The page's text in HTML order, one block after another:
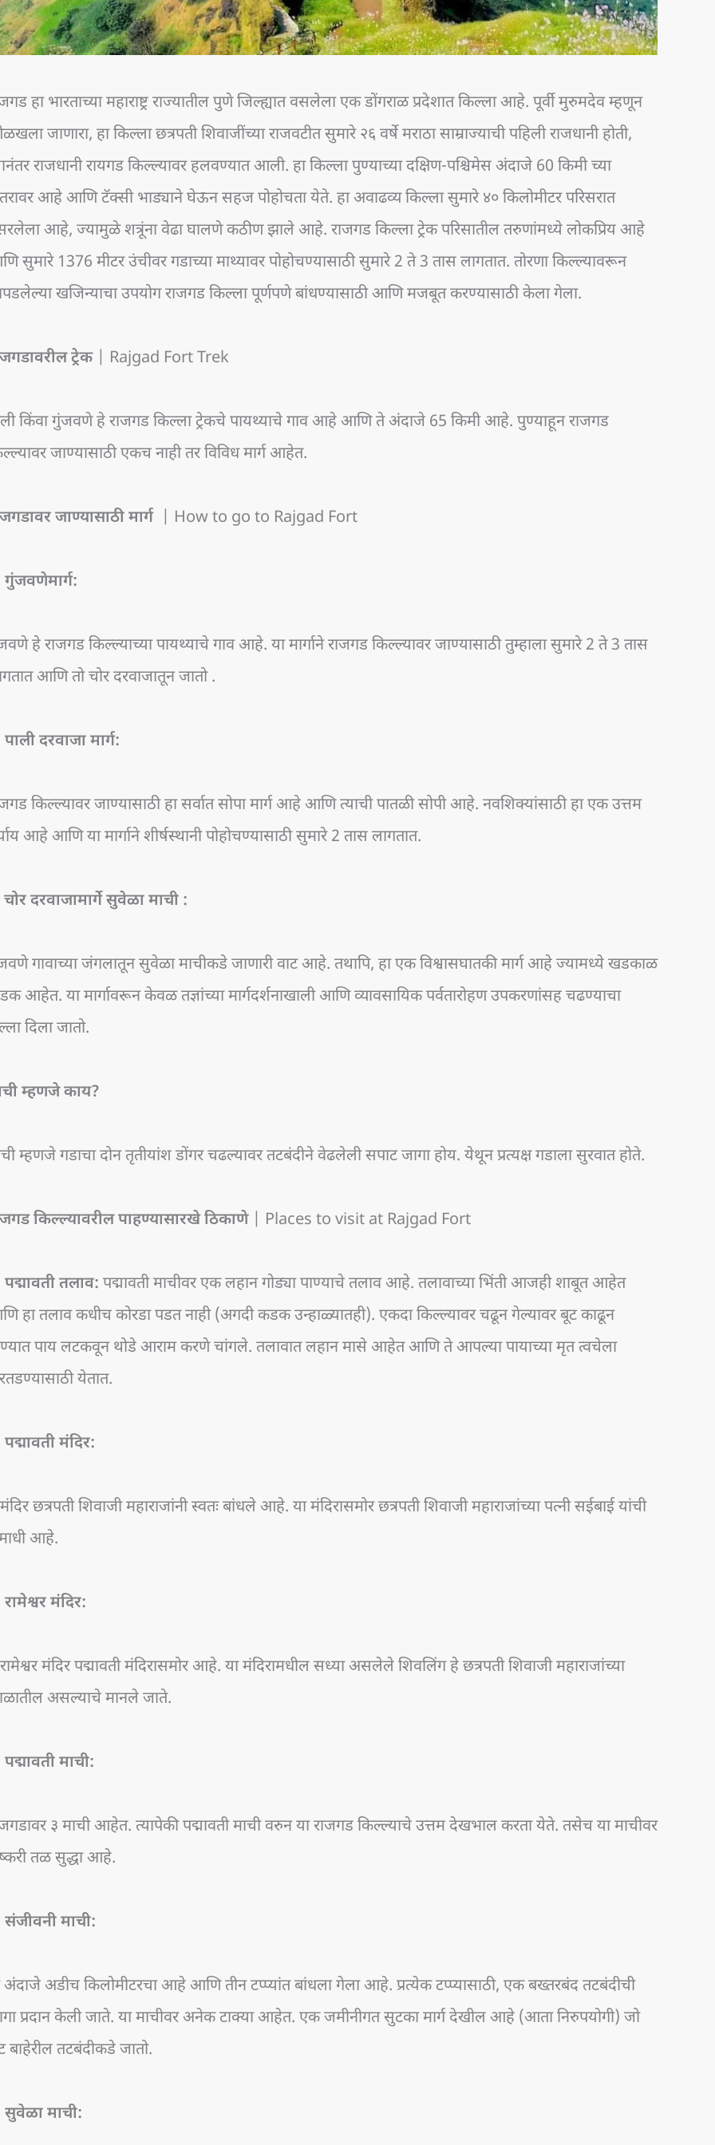
हा भारताच्या महाराष्ट्र राज्यातील पुणे जिल्ह्यात वसलेला एक डोंगराळ प्रदेशात किल्ला आहे. पूर्वी मुरुमदेव म्हणून
जाणारा, हा किल्ला छत्रपती शिवाजींच्या राजवटीत सुमारे २६ वर्षे मराठा साम्राज्याची पहिली राजधानी होती,
राजधानी रायगड किल्ल्यावर हलवण्यात आली. हा किल्ला पुण्याच्या दक्षिण-पश्चिमेस अंदाजे 60 किमी च्या
आहे आणि टॅक्सी भाड्याने घेऊन सहज पोहोचता येते. हा अवाढव्य किल्ला सुमारे ४० किलोमीटर परिसरात
आहे, ज्यामुळे शत्रूंना वेढा घालणे कठीण झाले आहे. राजगड किल्ला ट्रेक परिसातील तरुणांमध्ये लोकप्रिय आहे
सुमारे 1376 मीटर उंचीवर गडाच्या माथ्यावर पोहोचण्यासाठी सुमारे 2 ते 3 तास लागतात. तोरणा किल्ल्यावरून
खजिन्याचा उपयोग राजगड किल्ला पूर्णपणे बांधण्यासाठी आणि मजबूत करण्यासाठी केला गेला.
ट्रेक| Rajgad Fort Trek
किंवा गुंजवणे हे राजगड किल्ला ट्रेकचे पायथ्याचे गाव आहे आणि ते अंदाजे 65 किमी आहे. पुण्याहून राजगड
जाण्यासाठी एकच नाही तर विविध मार्ग आहेत.
जाण्यासाठी मार्ग | How to go to Rajgad Fort
गुंजवणेमार्ग:
हे राजगड किल्ल्याच्या पायथ्याचे गाव आहे. या मार्गाने राजगड किल्ल्यावर जाण्यासाठी तुम्हाला सुमारे 2 ते 3 तास
आणि तो चोर दरवाजातून जातो .
दरवाजामार्ग:
किल्ल्यावर जाण्यासाठी हा सर्वात सोपा मार्ग आहे आणि त्याची पातळी सोपी आहे. नवशिक्यांसाठी हा एक उत्तम
आहे आणि या मार्गाने शीर्षस्थानी पोहोचण्यासाठी सुमारे 2 तास लागतात.
चोर दरवाजामार्गे सुवेळामाची :
गावाच्या जंगलातून सुवेळा माचीकडे जाणारी वाट आहे. तथापि, हा एक विश्वासघातकी मार्ग आहे ज्यामध्ये खडकाळ
आहेत. या मार्गावरून केवळ तज्ञांच्या मार्गदर्शनाखाली आणि व्यावसायिक पर्वतारोहण उपकरणांसह चढण्याचा
दिला जातो.
म्हणजे काय?
म्हणजे गडाचा दोन तृतीयांश डोंगर चढल्यावर तटबंदीने वेढलेली सपाट जागा होय. येथून प्रत्यक्ष गडाला सुरवात होते.
किल्ल्यावरील पाहण्यासारखे ठिकाणे| Places to visit at Rajgad Fort
पद्मावती तलाव: पद्मावती माचीवर एक लहान गोड्या पाण्याचे तलाव आहे. तलावाच्या भिंती आजही शाबूत आहेत
हा तलाव कधीच कोरडा पडत नाही (अगदी कडक उन्हाळ्यातही). एकदा किल्ल्यावर चढून गेल्यावर बूट काढून
पाय लटकवून थोडे आराम करणे चांगले. तलावात लहान मासे आहेत आणि ते आपल्या पायाच्या मृत त्वचेला
येतात.
मंदिर:
छत्रपती शिवाजी महाराजांनी स्वतः बांधले आहे. या मंदिरासमोर छत्रपती शिवाजी महाराजांच्या पत्नी सईबाई यांची
आहे.
मंदिर:
मंदिर पद्मावती मंदिरासमोर आहे. या मंदिरामधील सध्या असलेले शिवलिंग हे छत्रपती शिवाजी महाराजांच्या
असल्याचे मानले जाते.
माची:
३ माची आहेत. त्यापेकी पद्मावती माची वरुन या राजगड किल्ल्याचे उत्तम देखभाल करता येते. तसेच या माचीवर
तळ सुद्धा आहे.
संजीवनी माची:
अंदाजे अडीच किलोमीटरचा आहे आणि तीन टप्प्यांत बांधला गेला आहे. प्रत्येक टप्प्यासाठी, एक बख्तरबंद तटबंदीची
प्रदान केली जाते. या माचीवर अनेक टाक्या आहेत. एक जमीनीगत सुटका मार्ग देखील आहे (आता निरुपयोगी) जो
बाहेरील तटबंदीकडे जातो.
सुवेळामाची: